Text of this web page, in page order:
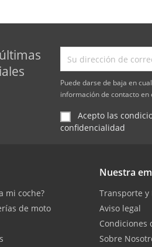
Puede darse de baja en
información de contacto en
Acepto las
confidencialidad
mi coche?
de moto
Nuestra
Transporte y
Aviso legal
Condiciones
Sobre